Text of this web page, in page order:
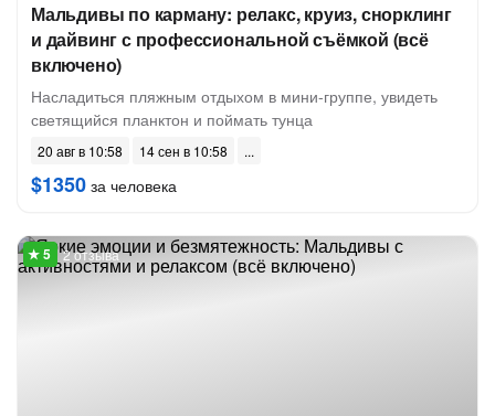
Мальдивы по карману: релакс, круиз, снорклинг
и дайвинг с профессиональной съёмкой (всё
включено)
Насладиться пляжным отдыхом в мини-группе, увидеть
светящийся планктон и поймать тунца
20 авг в 10:58 14 сен в 10:58
$1350 за человека
2 отзыва